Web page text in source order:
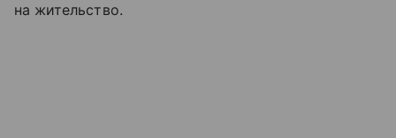
на жительство.